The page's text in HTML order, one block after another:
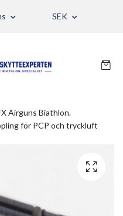
SEK
Airguns Biathlon.
för PCP och tryckluft